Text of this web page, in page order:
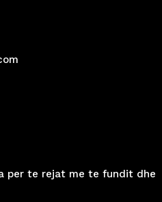
per te rejat me te fundit dhe